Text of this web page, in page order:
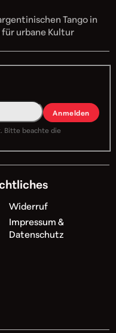
Tango in
urbane Kultur
Anmelden
Bitte beachte die
Widerruf
Impressum &
Datenschutz